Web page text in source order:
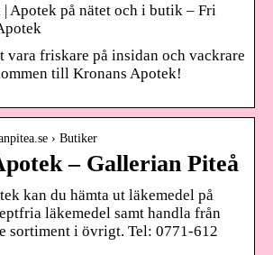
Apotek på nätet och i butik – Fri
vara friskare på insidan och vackrare
till Kronans Apotek!
› Butiker
– Gallerian Piteå
kan du hämta ut läkemedel på
läkemedel samt handla från
sortiment i övrigt. Tel: 0771-612